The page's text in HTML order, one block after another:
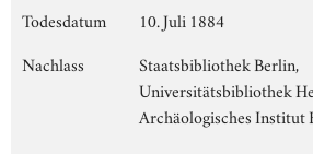
Todesdatum
10. Juli 1884
Nachlass
Staatsbibliothek Berlin,
Universitätsbibliothek
Archäologisches Institut